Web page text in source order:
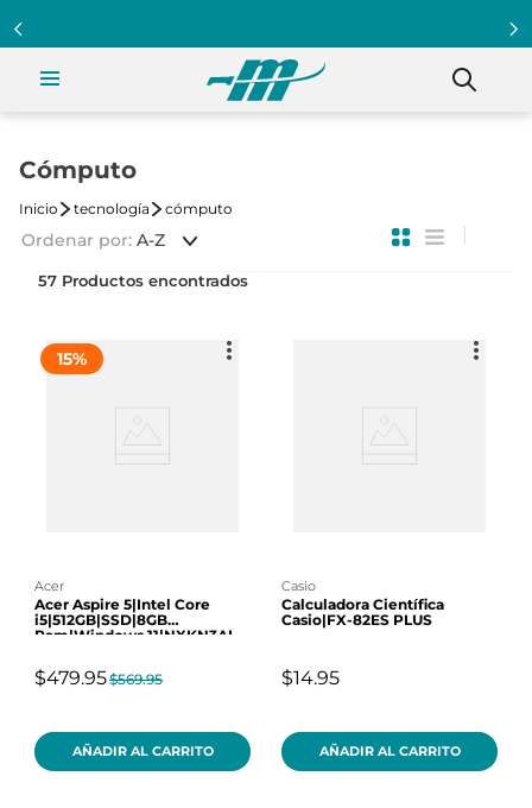
Cómputo
tecnología cómputo
Ordenar por A-Z
57
15%
acer
Acer Aspire 5|Intel Core
i5|512GB|SSD|8GB
Ram|Windows 11|NXKN3AL
$479.95$569.95
AÑADIR AL CARRITO
casio
Calculadora Científica
Casio|FX-82ES PLUS
$14.95
AÑADIR AL CARRITO